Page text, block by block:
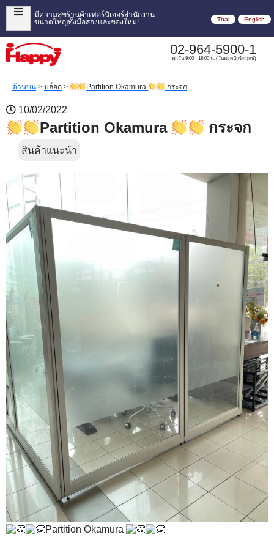
มีความสุขร้านค้าเฟอร์นิเจอร์สำนักงาน
ขนาดใหญ่ทั้งมือสองและของใหม่!
Thai English
02-964-5900-1
ทุกวัน 9:00 - 18:00 น. (วันหยุดนักขัตฤกษ์)
ด้านบน > บล็อก > Partition Okamura กระจก
10/02/2022
Partition Okamura กระจก
สินค้าแนะนำ
Partition Okamura